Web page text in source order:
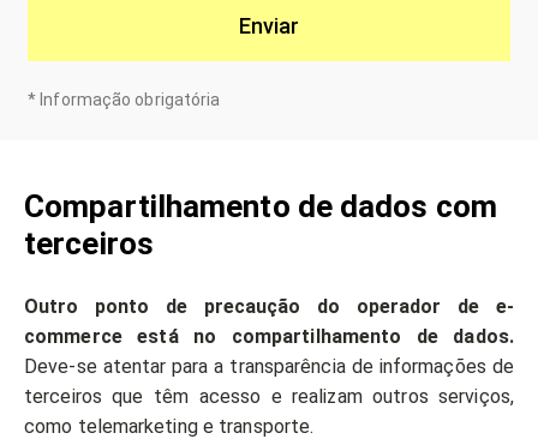
Enviar
*Informação obrigatória
Compartilhamento de dados com
terceiros
Outro ponto de precaução do operador de e-
commerce está no compartilhamento de dados.
Deve-se atentar para a transparência de informações de
terceiros que têm acesso e realizam outros serviços,
como telemarketing e transporte.